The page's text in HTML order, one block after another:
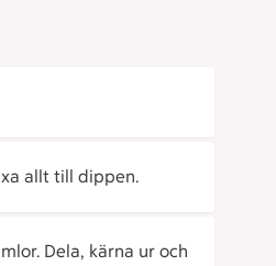
allt till dippen.
Dela, kärna ur och